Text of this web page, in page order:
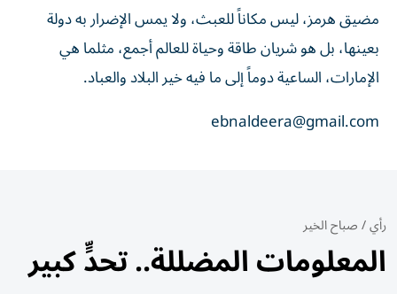
مضيق هرمز، ليس مكاناً للعبث، ولا يمس الإضرار به دولة
بعينها، بل هو شريان طاقة وحياة للعالم أجمع، مثلما هي
الإمارات، الساعية دوماً إلى ما فيه خير البلاد والعباد.
ebnaldeera@gmail.com
رأي/صباح الخير
المعلومات المضللة.. تحدٍّ كبير